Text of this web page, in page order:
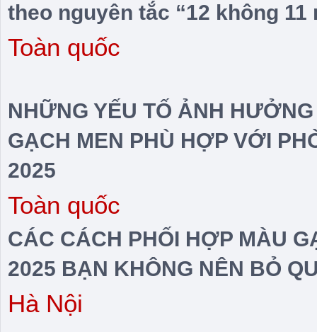
theo nguyên tắc “12 không 11
Toàn quốc
NHỮNG YẾU TỐ ẢNH
GẠCH MEN PHÙ HỢP VỚI
2025
Toàn quốc
CÁC CÁCH PHỐI HỢP MÀU
2025 BẠN KHÔNG NÊN BỎ
Hà Nội